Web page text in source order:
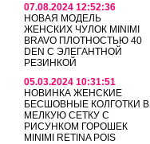
07.08.2024 12:52:36
НОВАЯ МОДЕЛЬ
ЖЕНСКИХ ЧУЛОК MINIMI
BRAVO ПЛОТНОСТЬЮ 40
DEN С ЭЛЕГАНТНОЙ
РЕЗИНКОЙ
05.03.2024 10:31:51
НОВИНКА ЖЕНСКИЕ
БЕСШОВНЫЕ КОЛГОТКИ В
МЕЛКУЮ СЕТКУ С
РИСУНКОМ ГОРОШЕК
MINIMI RETINA POIS